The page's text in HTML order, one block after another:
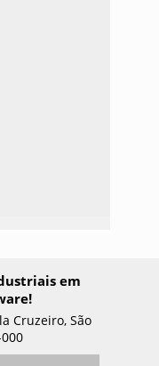
em
Cruzeiro, São